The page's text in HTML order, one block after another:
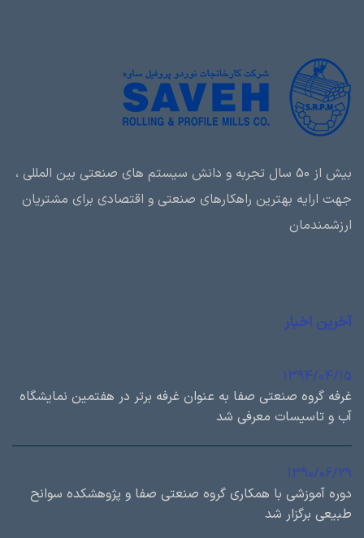
بیش از 50 سال تجربه و دانش سیستم های صنعتی بین المللی ،
جهت ارایه بهترین راهکارهای صنعتی و اقتصادی برای مشتریان
ارزشمندمان
آخرین اخبار
1394/04/15
غرفه گروه صنعتی صفا به عنوان غرفه برتر در هفتمین نمایشگاه
آب و تاسیسات معرفی شد
1390/06/29
دوره آموزشی با همكاري گروه صنعتی صفا و پژوهشكده سوانح
طبيعی برگزار شد